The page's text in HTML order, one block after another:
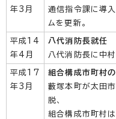
年3月
通信指令課に導
ムを更新。
平成14
年4月
八代消防長就任
八代消防長に中村
平成17
年3月
組合構成市町村
藪塚本町が太田
脱、
組合構成市町村は